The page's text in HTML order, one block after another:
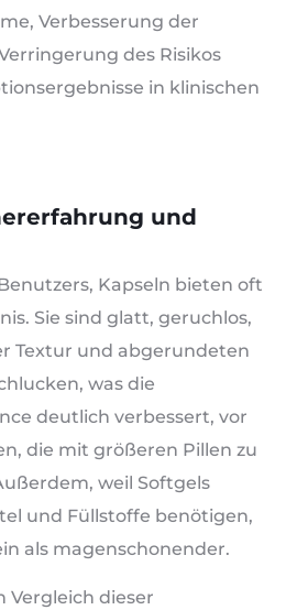
Verbesserung der
des Risikos
in klinischen
und
Kapseln bieten oft
Sie sind glatt, geruchlos,
Textur und abgerundeten
was die
deutlich verbessert, vor
die mit größeren Pillen zu
weil Softgels
und Füllstoffe benötigen,
als magenschonender.
Vergleich dieser